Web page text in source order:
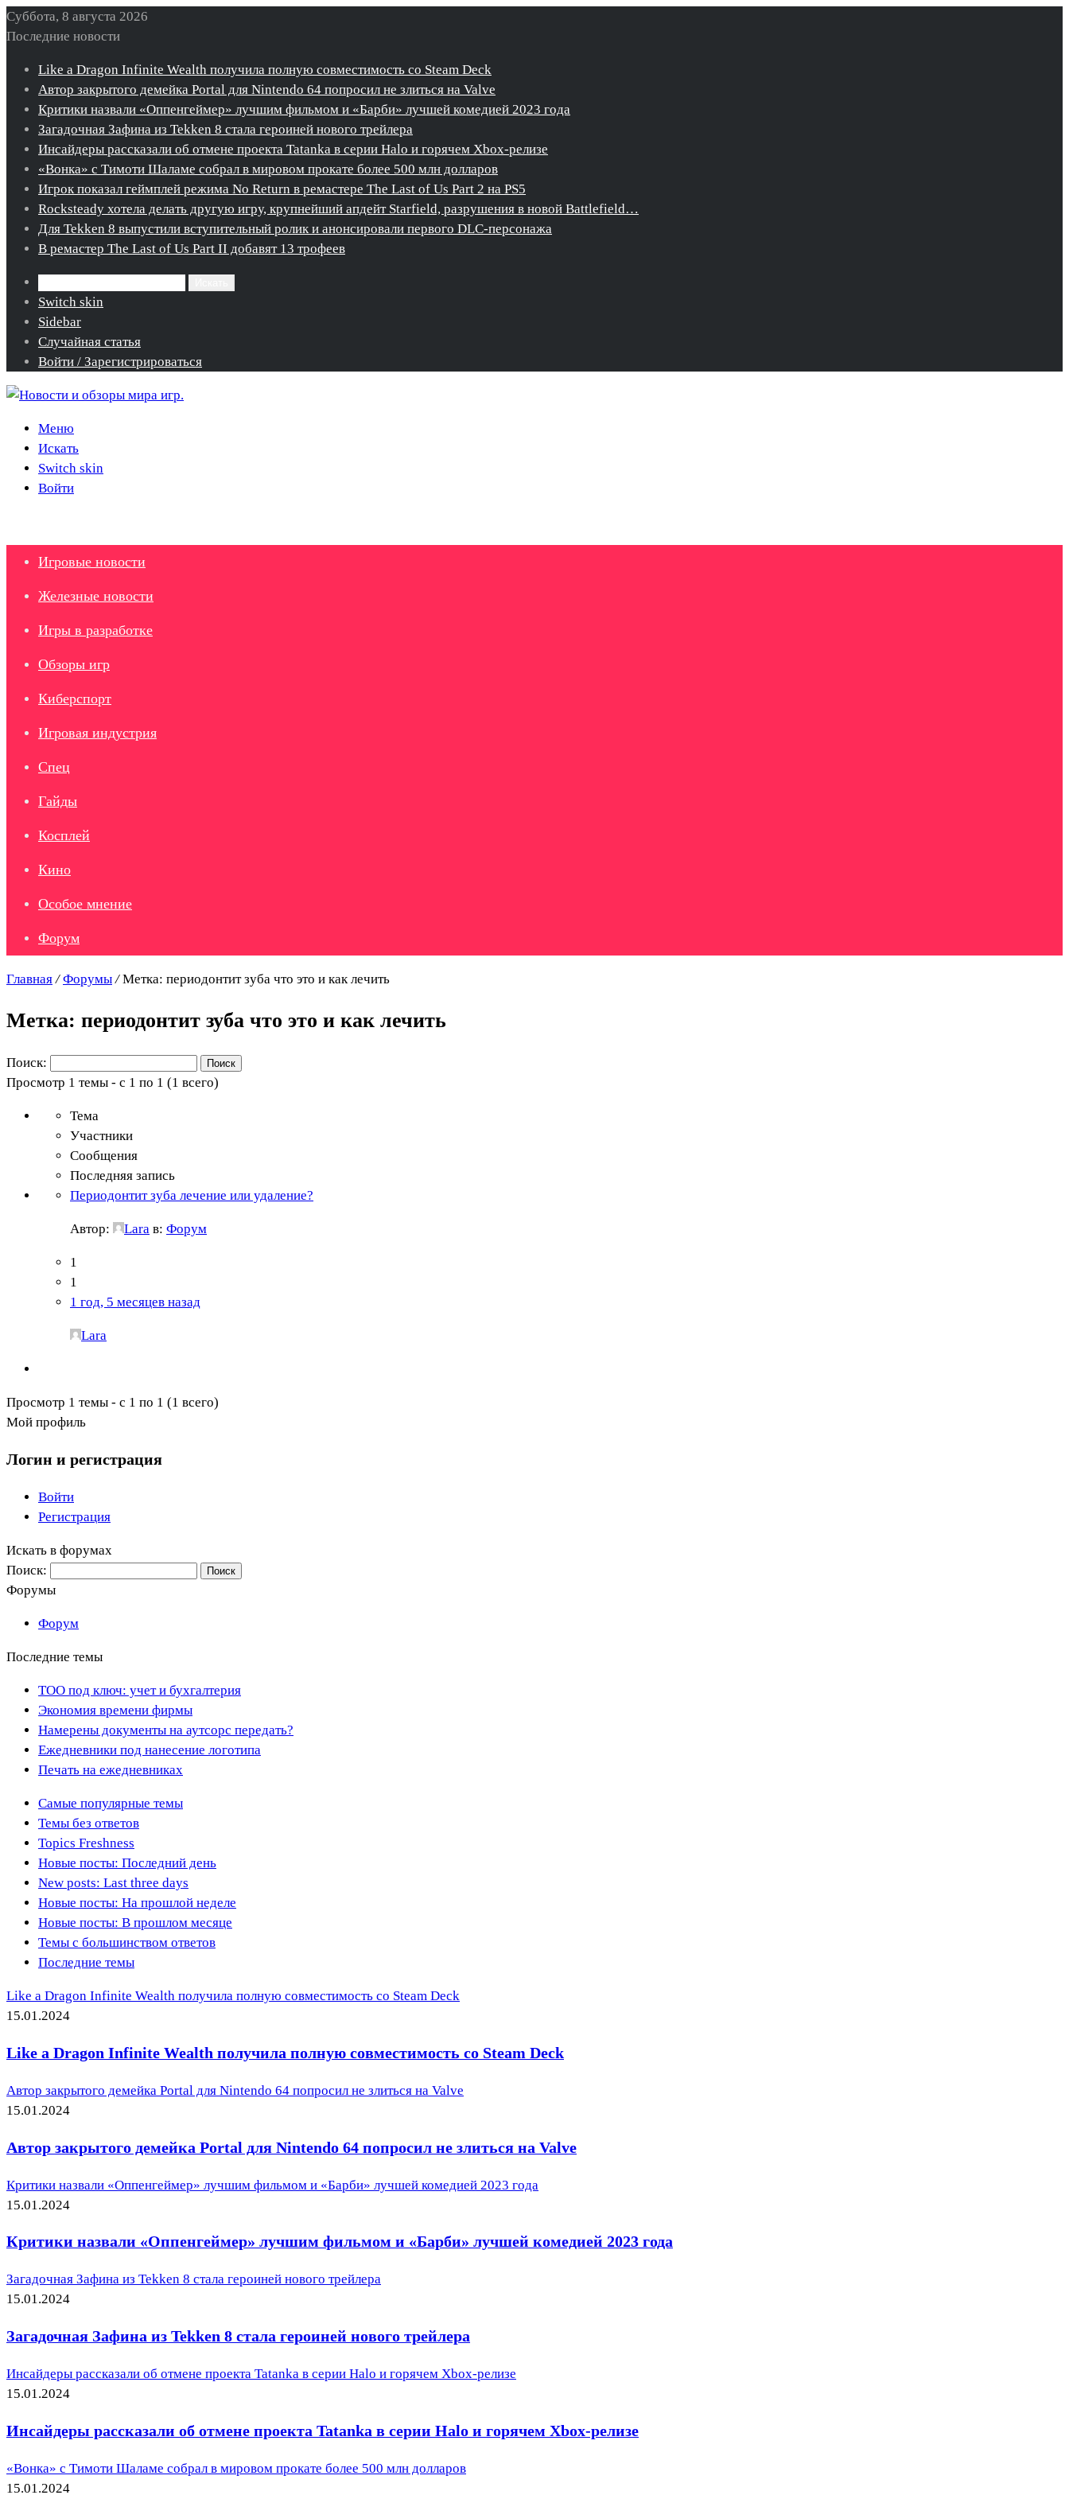
Суббота, 8 августа 2026
Последние новости
Like a Dragon Infinite Wealth получила полную совместимость со Steam Deck
Автор закрытого демейка Portal для Nintendo 64 попросил не злиться на Valve
Критики назвали «Оппенгеймер» лучшим фильмом и «Барби» лучшей комедией 2023 года
Загадочная Зафина из Tekken 8 стала героиней нового трейлера
Инсайдеры рассказали об отмене проекта Tatanka в серии Halo и горячем Xbox-релизе
«Вонка» с Тимоти Шаламе собрал в мировом прокате более 500 млн долларов
Игрок показал геймплей режима No Return в ремастере The Last of Us Part 2 на PS5
Rocksteady хотела делать другую игру, крупнейший апдейт Starfield, разрушения в новой Battlefield…
Для Tekken 8 выпустили вступительный ролик и анонсировали первого DLC-персонажа
В ремастер The Last of Us Part II добавят 13 трофеев
Switch skin
Sidebar
Случайная статья
Войти / Зарегистрироваться
Меню
Искать
Switch skin
Войти
Игровые новости
Железные новости
Игры в разработке
Обзоры игр
Киберспорт
Игровая индустрия
Спец
Гайды
Косплей
Кино
Особое мнение
Форум
Главная / Форумы / Метка: периодонтит зуба что это и как лечить
Метка: периодонтит зуба что это и как лечить
Поиск:
Просмотр 1 темы - с 1 по 1 (1 всего)
Тема
Участники
Сообщения
Последняя запись
Периодонтит зуба лечение или удаление?
Автор: Lara в: Форум
1
1
1 год, 5 месяцев назад
Lara
Просмотр 1 темы - с 1 по 1 (1 всего)
Мой профиль
Логин и регистрация
Войти
Регистрация
Искать в форумах
Поиск:
Форумы
Форум
Последние темы
ТОО под ключ: учет и бухгалтерия
Экономия времени фирмы
Намерены документы на аутсорс передать?
Ежедневники под нанесение логотипа
Печать на ежедневниках
Самые популярные темы
Темы без ответов
Topics Freshness
Новые посты: Последний день
New posts: Last three days
Новые посты: На прошлой неделе
Новые посты: В прошлом месяце
Темы с большинством ответов
Последние темы
Like a Dragon Infinite Wealth получила полную совместимость со Steam Deck
15.01.2024
Like a Dragon Infinite Wealth получила полную совместимость со Steam Deck
Автор закрытого демейка Portal для Nintendo 64 попросил не злиться на Valve
15.01.2024
Автор закрытого демейка Portal для Nintendo 64 попросил не злиться на Valve
Критики назвали «Оппенгеймер» лучшим фильмом и «Барби» лучшей комедией 2023 года
15.01.2024
Критики назвали «Оппенгеймер» лучшим фильмом и «Барби» лучшей комедией 2023 года
Загадочная Зафина из Tekken 8 стала героиней нового трейлера
15.01.2024
Загадочная Зафина из Tekken 8 стала героиней нового трейлера
Инсайдеры рассказали об отмене проекта Tatanka в серии Halo и горячем Xbox-релизе
15.01.2024
Инсайдеры рассказали об отмене проекта Tatanka в серии Halo и горячем Xbox-релизе
«Вонка» с Тимоти Шаламе собрал в мировом прокате более 500 млн долларов
15.01.2024